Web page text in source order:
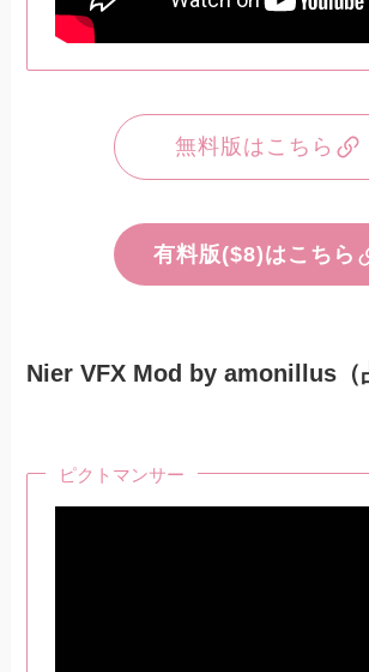
無料版はこちら
有料版($8)はこちら
Nier VFX Mod by amonillus（
ピクトマンサー